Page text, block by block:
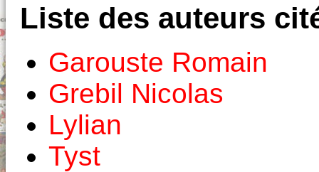
Liste des auteurs
Garouste Romain
Grebil Nicolas
Lylian
Tyst